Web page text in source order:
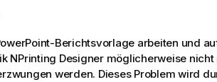
-Berichtsvorlage arbeiten und
NPrinting Designermöglicherweise nicht
werden. Dieses Problem wird